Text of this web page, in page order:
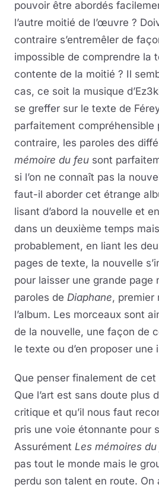
pouvoir être abordés
l’autre moitié de l’œuvre ?
contraire s’entremêler de
impossible de comprendre la
contente de la moitié ? Il
cas, ce soit la musique
se greffer sur le texte de
parfaitement compréhensible
contraire, les paroles des
mémoire du feu sont
si l’on ne connaît pas la
faut-il aborder cet étrange
lisant d’abord la nouvelle et
dans un deuxième temps
probablement, en liant les
pages de texte, la nouvelle
pour laisser une grande page
paroles de Diaphane, premier
l’album. Les morceaux sont
de la nouvelle, une façon de
le texte ou d’en proposer une
Que penser finalement de
Que l’art est sans doute plus
critique et qu’il nous faut
pris une voie étonnante pour
Assurément Les mémoires
pas tout le monde mais le
perdu son talent en route. On